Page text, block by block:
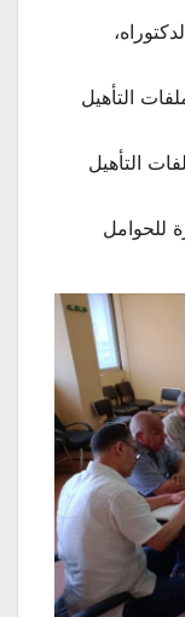
التأهيل
التأهيل
للحوامل